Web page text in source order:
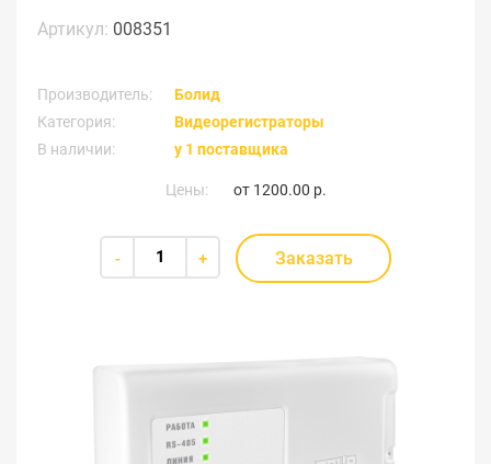
Артикул: 008351
Производитель:
Болид
Категория:
Видеорегистраторы
В наличии:
у 1 поставщика
Цены: от 1200.00 р.
- + Заказать